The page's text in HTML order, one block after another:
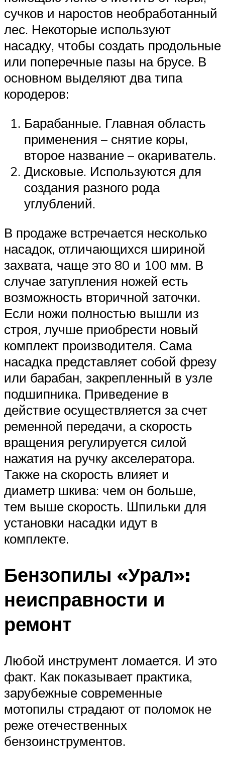
сучков и наростов необработанный
лес. Некоторые используют
насадку, чтобы создать продольные
или поперечные пазы на брусе. В
основном выделяют два типа
кородеров:
Барабанные. Главная область
применения – снятие коры,
второе название – окариватель.
Дисковые. Используются для
создания разного рода
углублений.
В продаже встречается несколько
насадок, отличающихся шириной
захвата, чаще это 80 и 100 мм. В
случае затупления ножей есть
возможность вторичной заточки.
Если ножи полностью вышли из
строя, лучше приобрести новый
комплект производителя. Сама
насадка представляет собой фрезу
или барабан, закрепленный в узле
подшипника. Приведение в
действие осуществляется за счет
ременной передачи, а скорость
вращения регулируется силой
нажатия на ручку акселератора.
Также на скорость влияет и
диаметр шкива: чем он больше,
тем выше скорость. Шпильки для
установки насадки идут в
комплекте.
Бензопилы «Урал»:
неисправности и
ремонт
Любой инструмент ломается. И это
факт. Как показывает практика,
зарубежные современные
мотопилы страдают от поломок не
реже отечественных
бензоинструментов.